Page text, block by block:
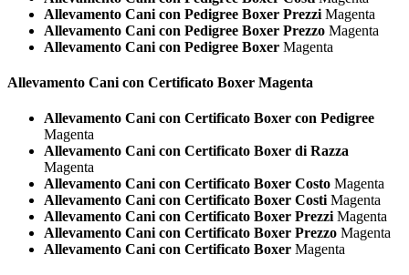
Allevamento Cani con Pedigree Boxer Prezzi Magenta
Allevamento Cani con Pedigree Boxer Prezzo Magenta
Allevamento Cani con Pedigree Boxer Magenta
Allevamento Cani con Certificato Boxer Magenta
Allevamento Cani con Certificato Boxer con Pedigree
Magenta
Allevamento Cani con Certificato Boxer di Razza
Magenta
Allevamento Cani con Certificato Boxer Costo Magenta
Allevamento Cani con Certificato Boxer Costi Magenta
Allevamento Cani con Certificato Boxer Prezzi Magenta
Allevamento Cani con Certificato Boxer Prezzo Magenta
Allevamento Cani con Certificato Boxer Magenta